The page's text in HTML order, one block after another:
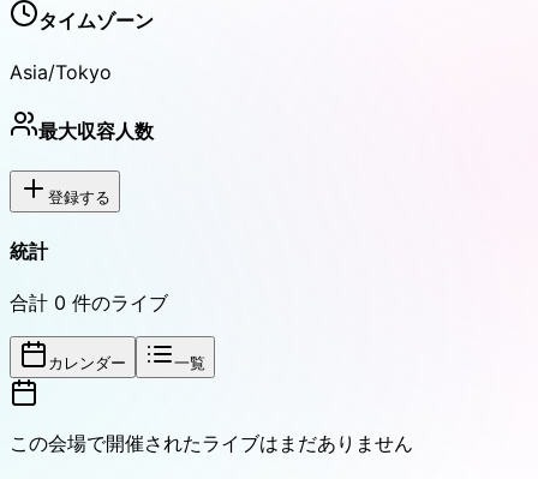
タイムゾーン
Asia/Tokyo
最大収容人数
登録する
統計
合計 0 件のライブ
カレンダー 一覧
この会場で開催されたライブはまだありません